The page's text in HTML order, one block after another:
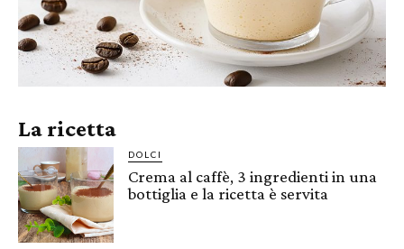
La ricetta
DOLCI
Crema al caffè, 3 ingredienti in una
bottiglia e la ricetta è servita